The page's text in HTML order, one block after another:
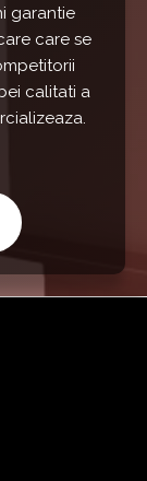
garantie
care se
calitati a